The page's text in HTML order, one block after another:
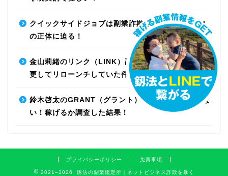
クイックサイドジョブは副業詐欺なのか？最先端AI
の正体に迫る！
金山莉緒のリンク（LINK）副業詐欺！運営会社を変
更してリローンチしていた件！【再編集】
鈴木啓太のGRANT（グラント）は副業詐欺で稼げな
い！稼げるか調査した結果！
プライバシーポリシー 免責事項
2021–2026 釼法の副業鑑定所｜ネットビジネス詐欺を暴く